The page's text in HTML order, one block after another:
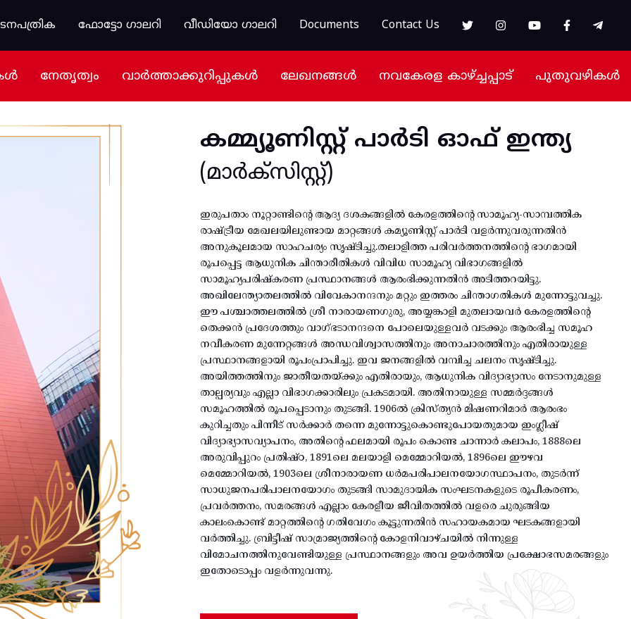
ഫോട്ടോ ഗാലറി വീഡിയോ ഗാലറി Documents Contact Us
നേതൃത്വം വാർത്താക്കുറിപ്പുകൾ ലേഖനങ്ങൾ നവകേരള കാഴ്ച്ചപ്പാട് പുതുവഴികൾ
കമ്മ്യൂണിസ്റ്റ് പാർടി ഓഫ് ഇന്ത്യ
(മാർക്സിസ്റ്റ്)
ഇരുപതാം നൂറ്റാണ്ടിന്റെ ആദ്യ ദശകങ്ങളിൽ കേരളത്തിന്റെ സാമൂഹ്യ-സാമ്പത്തിക
രാഷ്ട്രീയ മേഖലയിലുണ്ടായ മാറ്റങ്ങൾ കമ്യൂണിസ്റ്റ് പാർടി വളർന്നുവരുന്നതിൻ
അനുകൂലമായ സാഹചര്യം സൃഷ്ടിച്ചു.തലാളിത്ത പരിവർത്തനത്തിന്റെ ഭാഗമായി
രൂപപ്പെട്ട ആധുനിക ചിന്താരീതികൾ വിവിധ സാമൂഹ്യ വിഭാഗങ്ങളിൽ
സാമൂഹ്യപരിഷ്കരണ പ്രസ്ഥാനങ്ങൾ ആരംഭിക്കുന്നതിൻ അടിത്തറയിട്ടു.
അഖിലേന്ത്യാതലത്തിൽ വിവേകാനന്ദനും മറ്റും ഇത്തരം ചിന്താഗതികൾ മുന്നോട്ടുവച്ചു.
ഈ പശ്ചാത്തലത്തിൽ ശ്രീ നാരായണഗുരു, അയ്യങ്കാളി മുതലായവർ കേരളത്തിന്റെ
തെക്കൻ പ്രദേശത്തും വാഗ്ഭടാനന്ദനെ പോലെയുള്ളവർ വടക്കും ആരംഭിച്ച സമൂഹ
നവീകരണ മുന്നേറ്റങ്ങൾ അന്ധവിശ്വാസത്തിനും അനാചാരത്തിനും എതിരായുള്ള
പ്രസ്ഥാനങ്ങളായി രൂപംപ്രാപിച്ചു. ഇവ ജനങ്ങളിൽ വമ്പിച്ച ചലനം സൃഷ്ടിച്ചു.
അയിത്തത്തിനും ജാതീയതയ്ക്കും എതിരായും, ആധുനിക വിദ്യാഭ്യാസം നേടാനുമുള്ള
താല്പര്യവും എല്ലാ വിഭാഗക്കാരിലും പ്രകടമായി. അതിനായുള്ള സമ്മർദ്ദങ്ങൾ
സമൂഹത്തിൽ രൂപപ്പെടാനും തുടങ്ങി. 1906ൽ ക്രിസ്ത്യൻ മിഷണറിമാർ ആരംഭം
കുറിച്ചതും പിന്നീട് സർക്കാർ തന്നെ മുന്നോട്ടുകൊണ്ടുപോയതുമായ ഇംഗ്ലീഷ്
വിദ്യാഭ്യാസവ്യാപനം, അതിന്റെ ഫലമായി രൂപം കൊണ്ട ചാന്നാർ കലാപം, 1888ലെ
അരുവിപ്പുറം പ്രതിഷ്ഠ, 1891ലെ മലയാളി മെമ്മോറിയൽ, 1896ലെ ഈഴവ
മെമ്മോറിയൽ, 1903ലെ ശ്രീനാരായണ ധർമപരിപാലനയോഗസ്ഥാപനം, തുടർന്ന്
സാധുജനപരിപാലനയോഗം തുടങ്ങി സാമുദായിക സംഘടനകളുടെ രൂപീകരണം,
പ്രവർത്തനം, സമരങ്ങൾ എല്ലാം കേരളീയ ജീവിതത്തിൽ വളരെ ചുരുങ്ങിയ
കാലംകൊണ്ട് മാറ്റത്തിന്റെ ഗതിവേഗം കൂട്ടുന്നതിൻ സഹായകമായ ഘടകങ്ങളായി
വർത്തിച്ചു. ബ്രിട്ടീഷ് സാമ്രാജ്യത്തിന്റെ കോളനിവാഴ്ചയിൽ നിന്നുള്ള
വിമോചനത്തിനുവേണ്ടിയുള്ള പ്രസ്ഥാനങ്ങളും അവ ഉയർത്തിയ പ്രക്ഷോഭസമരങ്ങളും
ഇതോടൊപ്പം വളർന്നുവന്നു.